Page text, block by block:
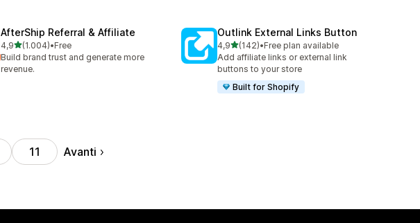
AfterShip Referral & Affiliate
4,9stelle su 5
(1.004)
1004 recensioni totali
•Free
Build brand trust and generate more
revenue.
Outlink External Links Button
4,9stelle su 5
(142)
142 recensioni totali
•Free plan available
Add affiliate links or external link
buttons to your store
Built for Shopify
11 Avanti